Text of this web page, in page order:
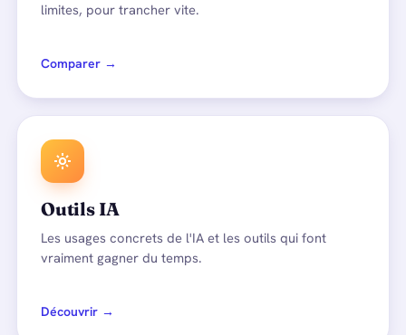
limites, pour trancher vite.
Comparer →
Outils IA
Les usages concrets de l'IA et les outils qui font
vraiment gagner du temps.
Découvrir →